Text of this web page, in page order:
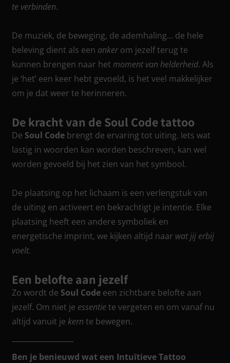
te verbinden.
De muziek, de beweging, de ademhaling… de hele
beleving dient als een ankerom jezelf terug te
kunnen brengen naar het moment van helderheid. Als
je ‘het’ een keer hebt gevoeld, is het veel makkelijker
om je dat weer te herinneren.
De kracht van de Soul Code tattoo
De Soul Codebrengt de ervaring tot uiting. Iets wat
lastig in woorden kan worden beschreven, kan wel
worden gevoeld bij het zien van het symbool.
De plaatsing op het lichaam is een verlengstuk van
de uiting en activeert en bekrachtigt je intentie. Elke
plaatsing heeft een andere symboliek en
energetische imprint, we kijken altijd naar wat jij erbij
voelt.
Een belofte aan jezelf
Zo wordt de Soul Codeeen zichtbare belofte aan
jezelf. Om niet je essentiete vergeten en om vanaf nu
altijd vanuit je kern te bewegen.
Ben je benieuwd wat een Intuïtieve Tattoo